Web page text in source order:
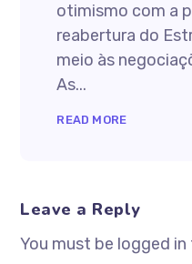
otimismo com a
reabertura do
meio às
As...
READ MORE
Leave a Reply
You must be logged